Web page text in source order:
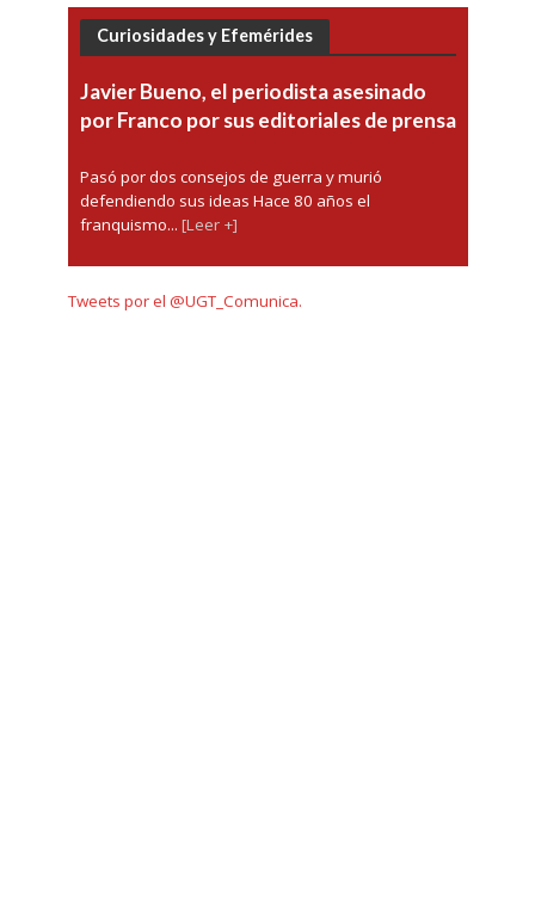
Curiosidades y Efemérides
Javier Bueno, el periodista asesinado
por Franco por sus editoriales de prensa
Pasó por dos consejos de guerra y murió
defendiendo sus ideas Hace 80 años el
franquismo... [Leer +]
Tweets por el @UGT_Comunica.